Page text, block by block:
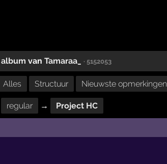
album van Tamaraa_ · 5152053
Alles Structuur Nieuwste opmerkingen
regular → Project HC